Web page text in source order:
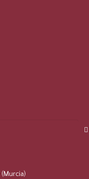
(Murcia)